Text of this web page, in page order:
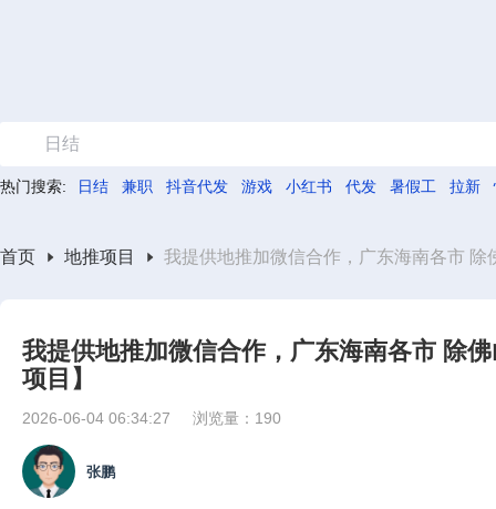
日结
热门搜索: 日结 兼职 抖音代发 游戏 小红书 代发 暑假工 拉新
首页 地推项目 我提供地推加微信合作，广东海南各市
我提供地推加微信合作，广东海南各市 除
项目】
2026-06-04 06:34:27 浏览量：190
张鹏